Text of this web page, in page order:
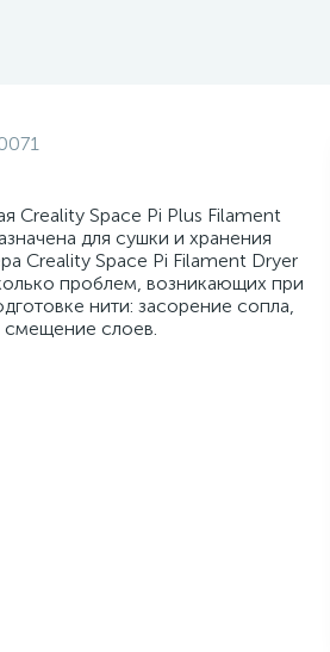
Creality Space Pi Plus Filament
для сушки и хранения
Creality Space Pi Filament Dryer
проблем, возникающих при
нити: засорение сопла,
смещение слоев.